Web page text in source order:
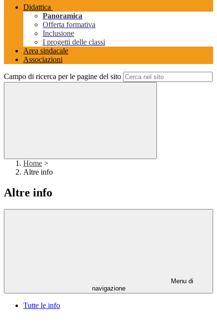
Didattica
Panoramica
Offerta formativa
Inclusione
I progetti delle classi
Area sindacale
Associazioni
Campo di ricerca per le pagine del sito
Home >
Altre info
Altre info
Menu di
navigazione
Tutte le info